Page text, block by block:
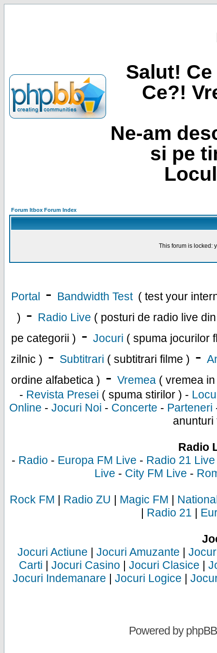
Salut!
Ce?!
Ne-am
si pe
Forum Itbox Forum Index
This forum is locked:
Portal - Bandwidth Test ( test your
) - Radio Live ( posturi de radio live
pe categorii ) - Jocuri ( spuma jocurilor
zilnic ) - Subtitrari ( subtitrari filme ) -
ordine alfabetica ) - Vremea ( vremea
- Revista Presei ( spuma stirilor ) -
Online - Jocuri Noi - Concerte - Parteneri
anunturi
Radio
- Radio - Europa FM Live - Radio 21 Live
Live - City FM Live -
Rock FM | Radio ZU | Magic FM |
| Radio 21 |
Jocuri Actiune | Jocuri Amuzante |
Carti | Jocuri Casino | Jocuri Clasice |
Jocuri Indemanare | Jocuri Logice |
Powered byphpBB